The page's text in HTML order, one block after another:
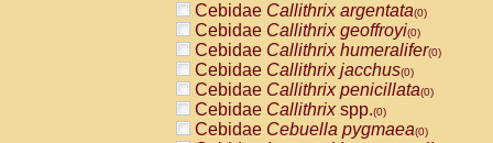
Cebidae Callithrix argentata(0)
Cebidae Callithrix geoffroyi(0)
Cebidae Callithrix humeralifer(0)
Cebidae Callithrix jacchus(0)
Cebidae Callithrix penicillata(0)
Cebidae Callithrixspp.(0)
Cebidae Cebuella pygmaea(0)